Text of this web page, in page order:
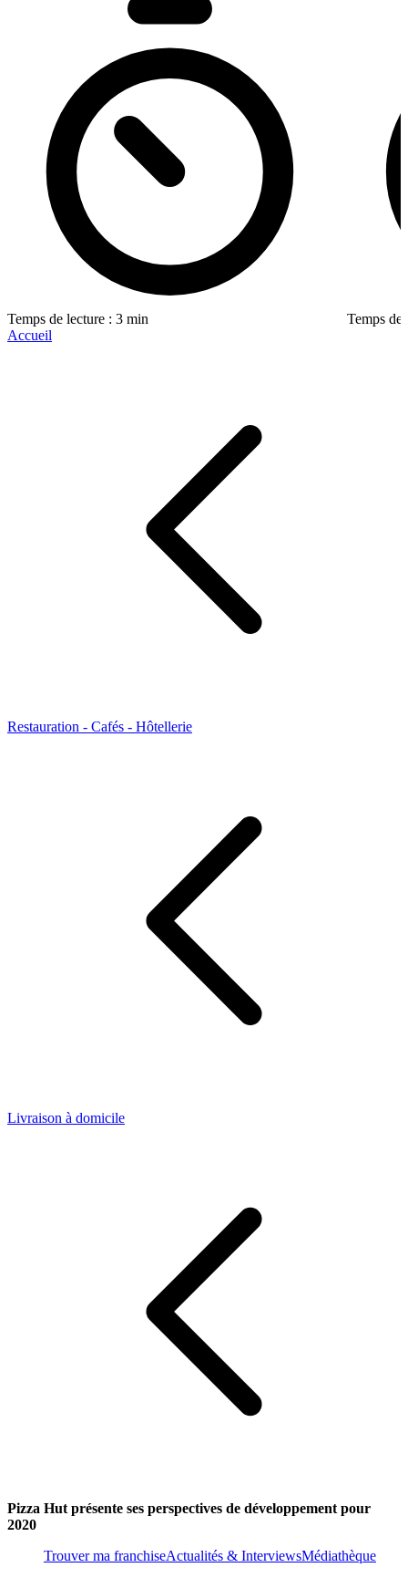
Temps de lecture : 3 min
Temps de
Accueil
Restauration - Cafés - Hôtellerie
Livraison à domicile
Pizza Hut présente ses perspectives de développement pour
2020
Trouver ma franchiseActualités & InterviewsMédiathèque